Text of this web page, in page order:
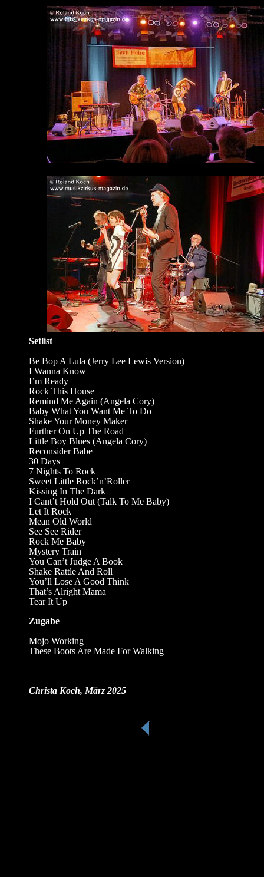
Setlist
Be Bop A Lula (Jerry Lee Lewis Version)
I Wanna Know
I’m Ready
Rock This House
Remind Me Again (Angela Cory)
Baby What You Want Me To Do
Shake Your Money Maker
Further On Up The Road
Little Boy Blues (Angela Cory)
Reconsider Babe
30 Days
7 Nights To Rock
Sweet Little Rock’n’Roller
Kissing In The Dark
I Cant’t Hold Out (Talk To Me Baby)
Let It Rock
Mean Old World
See See Rider
Rock Me Baby
Mystery Train
You Can’t Judge A Book
Shake Rattle And Roll
You’ll Lose A Good Think
That’s Alright Mama
Tear It Up
Zugabe
Mojo Working
These Boots Are Made For Walking
Christa Koch, März 2025